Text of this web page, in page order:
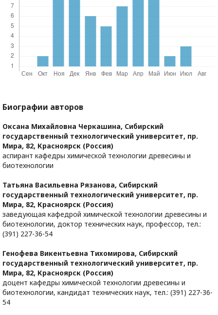
Биографии авторов
Оксана Михайловна Черкашина, Сибирский
государственный технологический университет, пр.
Мира, 82, Красноярск (Россия)
аспирант кафедры химической технологии древесины и
биотехнологии
Татьяна Васильевна Рязанова, Сибирский
государственный технологический университет, пр.
Мира, 82, Красноярск (Россия)
заведующая кафедрой химической технологии древесины и
биотехнологии, доктор технических наук, профессор, тел.:
(391) 227-36-54
Генофева Викентьевна Тихомирова, Сибирский
государственный технологический университет, пр.
Мира, 82, Красноярск (Россия)
доцент кафедры химической технологии древесины и
биотехнологии, кандидат технических наук, тел.: (391) 227-36-
54